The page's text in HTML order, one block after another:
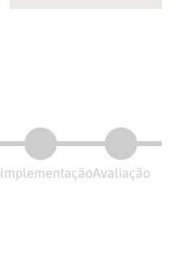
ImplementaçãoAvaliação